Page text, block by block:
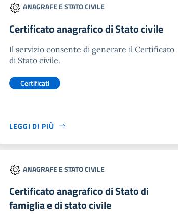
ANAGRAFE E STATO CIVILE
Certificato anagrafico di Stato civile
Il servizio consente di generare il Certificato
di Stato civile.
Certificati
LEGGI DI PIÙ
ANAGRAFE E STATO CIVILE
Certificato anagrafico di Stato di
famiglia e di stato civile